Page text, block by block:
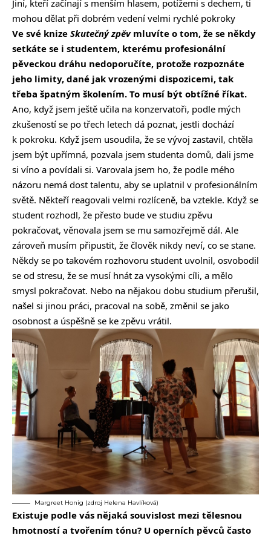
Jiní, kteří začínají s menším hlasem, potížemi s dechem, ti
mohou dělat při dobrém vedení velmi rychlé pokroky
Ve své knize Skutečný zpěvmluvíte o tom, že se někdy
setkáte se i studentem, kterému profesionální
pěveckou dráhu nedoporučíte, protože rozpoznáte
jeho limity, dané jak vrozenými dispozicemi, tak
třeba špatným školením. To musí být obtížné říkat.
Ano, když jsem ještě učila na konzervatoři, podle mých
zkušeností se po třech letech dá poznat, jestli dochází
k pokroku. Když jsem usoudila, že se vývoj zastavil, chtěla
jsem být upřímná, pozvala jsem studenta domů, dali jsme
si víno a povídali si. Varovala jsem ho, že podle mého
názoru nemá dost talentu, aby se uplatnil v profesionálním
světě. Někteří reagovali velmi rozlíceně, ba vztekle. Když se
student rozhodl, že přesto bude ve studiu zpěvu
pokračovat, věnovala jsem se mu samozřejmě dál. Ale
zároveň musím připustit, že člověk nikdy neví, co se stane.
Někdy se po takovém rozhovoru student uvolnil, osvobodil
se od stresu, že se musí hnát za vysokými cíli, a mělo
smysl pokračovat. Nebo na nějakou dobu studium přerušil,
našel si jinou práci, pracoval na sobě, změnil se jako
osobnost a úspěšně se ke zpěvu vrátil.
Margreet Honig (zdroj Helena Havlíková)
Existuje podle vás nějaká souvislost mezi tělesnou
hmotností a tvořením tónu? U operních pěvců často